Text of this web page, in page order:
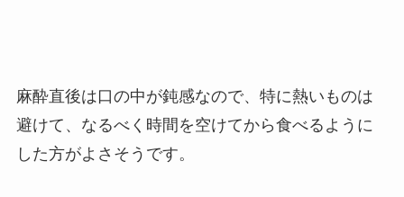
麻酔直後は口の中が鈍感なので、特に熱いものは
避けて、なるべく時間を空けてから食べるように
した方がよさそうです。